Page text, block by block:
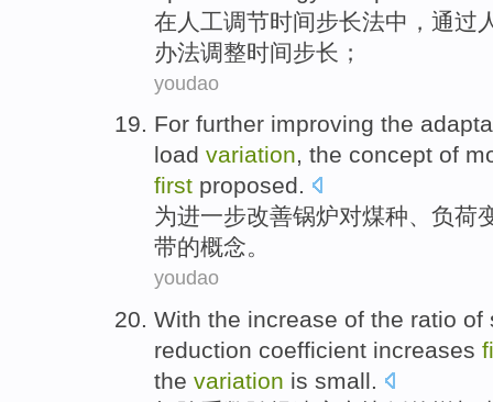
在 人工调节时间步长法中， 通过
办法调整时间步长；
youdao
For further improving the
load variation, the concept of
first proposed.
为进一步改善锅炉对煤种、 负荷
带的概念。
youdao
With the increase of the ratio of
reduction coefficient increases
the variation is small.